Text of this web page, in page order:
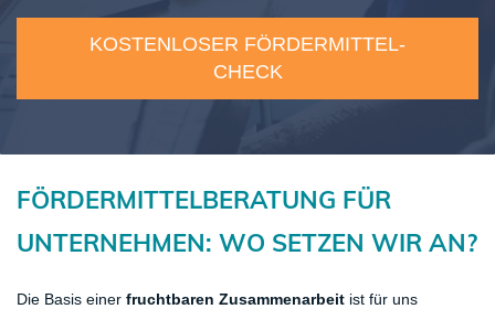
KOSTENLOSER FÖRDERMITTEL-
CHECK
​FÖRDERMITTELBERATUNG FÜR
UNTERNEHMEN: WO SETZEN WIR AN?
Die Basis einer fruchtbaren Zusammenarbeit ist für uns